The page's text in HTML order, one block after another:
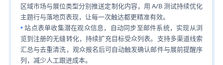
区域市场与展位类型分别推送定制化内容，用 A/B 测试持续优化
主题行与落地页表现，让每一次触达都更精准有效。
站点表单收集潜在观众信息，自动同步至邮件系统，实现从浏
览到注册的无缝转化，持续扩充目标受众列表。支持多渠道线索
汇总与去重清洗，观众报名后可自动触发确认邮件与展前提醒序
列，减少人工跟进成本。